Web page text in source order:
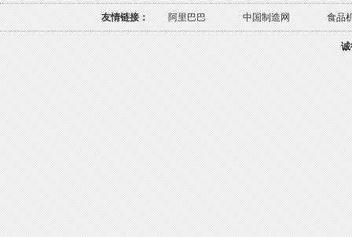
友情链接： 阿里巴巴 中国制造网 食品